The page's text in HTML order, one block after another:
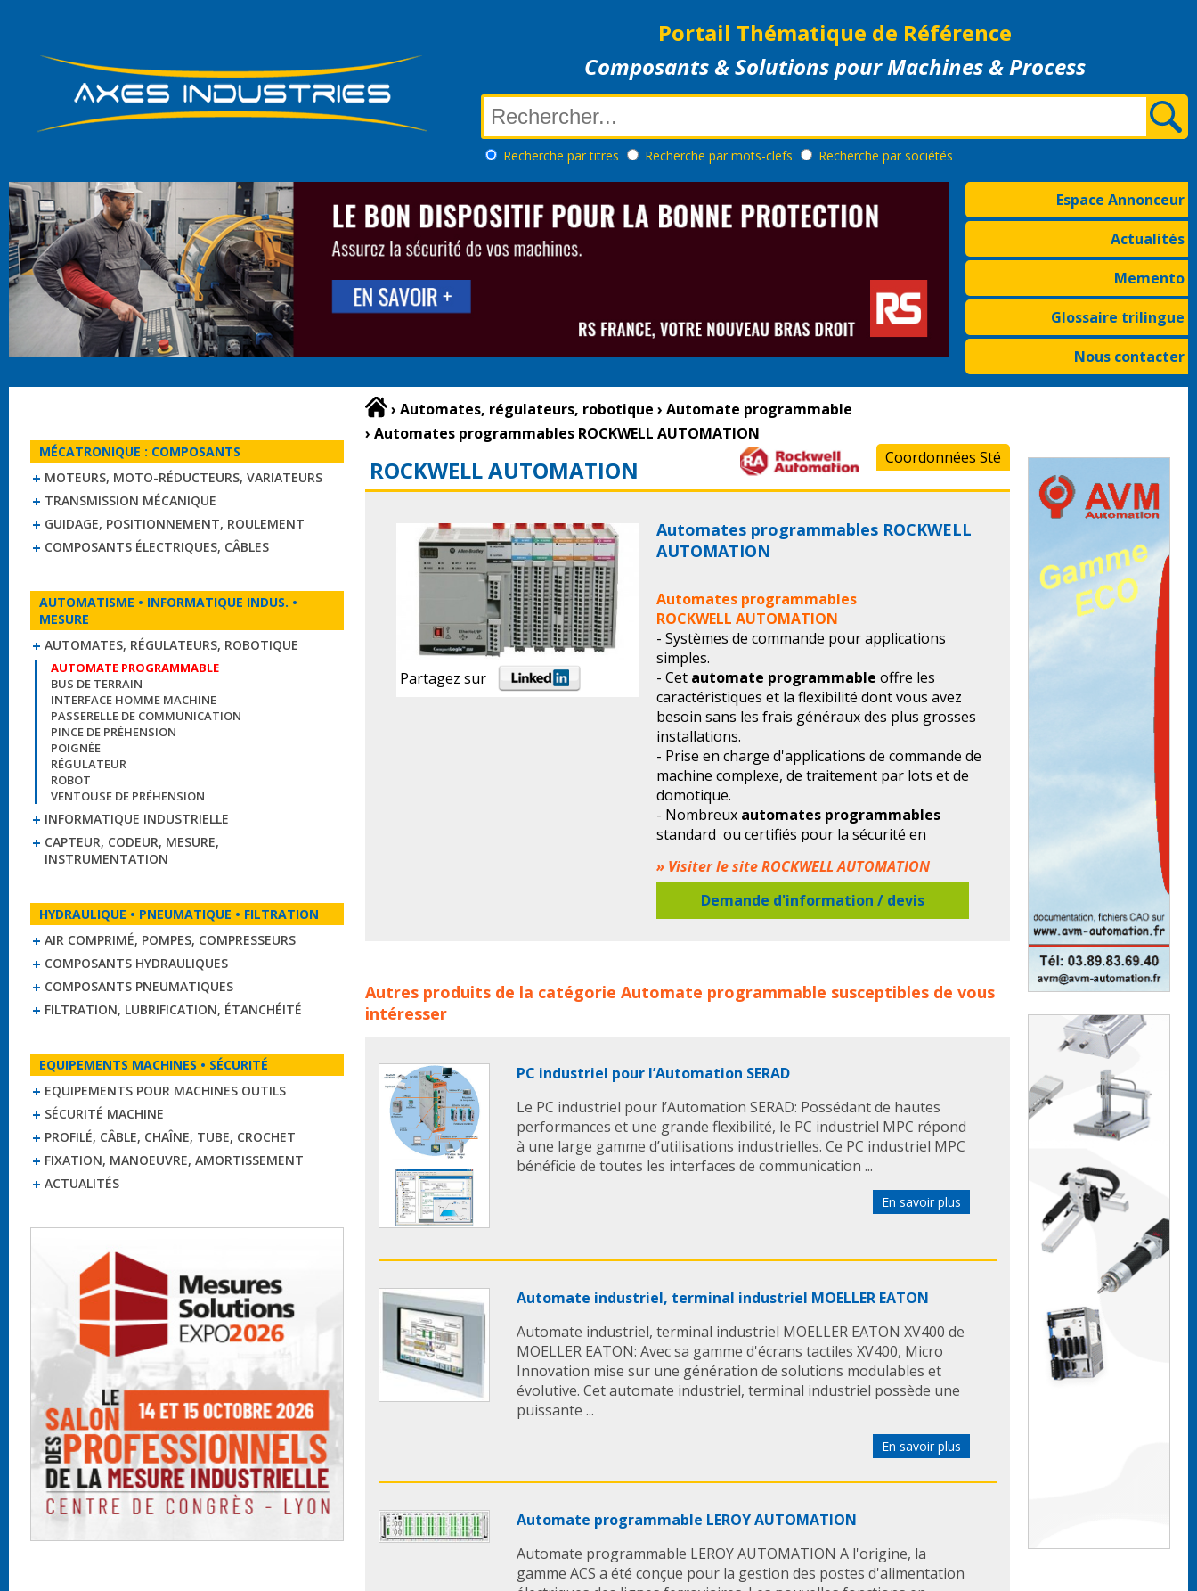
Portail Thématique de Référence
Composants & Solutions pour Machines & Process
Recherche par titres Recherche par mots-clefs Recherche par sociétés
Espace Annonceur
Actualités
Memento
Glossaire trilingue
Nous contacter
MÉCATRONIQUE : COMPOSANTS
MOTEURS, MOTO-RÉDUCTEURS, VARIATEURS
TRANSMISSION MÉCANIQUE
GUIDAGE, POSITIONNEMENT, ROULEMENT
COMPOSANTS ÉLECTRIQUES, CÂBLES
AUTOMATISME • INFORMATIQUE INDUS. •
MESURE
AUTOMATES, RÉGULATEURS, ROBOTIQUE
AUTOMATE PROGRAMMABLE
BUS DE TERRAIN
INTERFACE HOMME MACHINE
PASSERELLE DE COMMUNICATION
PINCE DE PRÉHENSION
POIGNÉE
RÉGULATEUR
ROBOT
VENTOUSE DE PRÉHENSION
INFORMATIQUE INDUSTRIELLE
CAPTEUR, CODEUR, MESURE,
INSTRUMENTATION
HYDRAULIQUE • PNEUMATIQUE • FILTRATION
AIR COMPRIMÉ, POMPES, COMPRESSEURS
COMPOSANTS HYDRAULIQUES
COMPOSANTS PNEUMATIQUES
FILTRATION, LUBRIFICATION, ÉTANCHÉITÉ
EQUIPEMENTS MACHINES • SÉCURITÉ
EQUIPEMENTS POUR MACHINES OUTILS
SÉCURITÉ MACHINE
PROFILÉ, CÂBLE, CHAÎNE, TUBE, CROCHET
FIXATION, MANOEUVRE, AMORTISSEMENT
ACTUALITÉS
› Automates, régulateurs, robotique › Automate programmable
› Automates programmables ROCKWELL AUTOMATION
ROCKWELL AUTOMATION Coordonnées Sté
Partagez sur
Automates programmables ROCKWELL
AUTOMATION
Automates programmables
ROCKWELL AUTOMATION
- Systèmes de commande pour applications
simples.
- Cet automate programmable offre les
caractéristiques et la flexibilité dont vous avez
besoin sans les frais généraux des plus grosses
installations.
- Prise en charge d'applications de commande de
machine complexe, de traitement par lots et de
domotique.
- Nombreux automates programmables
standard ou certifiés pour la sécurité en
» Visiter le site ROCKWELL AUTOMATION
Demande d'information / devis
rockwellrockwell automationautomateautomates automate programmable
automates programmables
Autres produits de la catégorie Automate programmable susceptibles de vous
intéresser
PC industriel pour l’Automation SERAD
Le PC industriel pour l’Automation SERAD: Possédant de hautes
performances et une grande flexibilité, le PC industriel MPC répond
à une large gamme d’utilisations industrielles. Ce PC industriel MPC
bénéficie de toutes les interfaces de communication ...
En savoir plus
Automate industriel, terminal industriel MOELLER EATON
Automate industriel, terminal industriel MOELLER EATON XV400 de
MOELLER EATON: Avec sa gamme d'écrans tactiles XV400, Micro
Innovation mise sur une génération de solutions modulables et
évolutive. Cet automate industriel, terminal industriel possède une
puissante ...
En savoir plus
Automate programmable LEROY AUTOMATION
Automate programmable LEROY AUTOMATION A l'origine, la
gamme ACS a été conçue pour la gestion des postes d'alimentation